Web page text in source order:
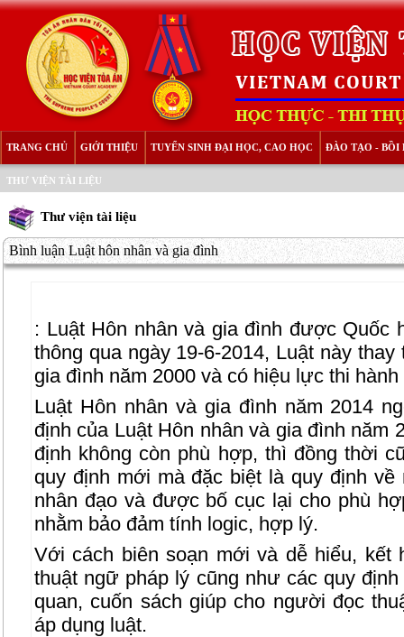
TRANG CHỦ GIỚI THIỆU TUYỂN SINH ĐẠI HỌC, CAO HỌC ĐÀO TẠO - BỒI
THƯ VIỆN TÀI LIỆU
Thư viện tài liệu
Bình luận Luật hôn nhân và gia đình
: Luật Hôn nhân và gia đình được Quốc
thông qua ngày 19-6-2014, Luật này
gia đình năm 2000 và có hiệu lực thi
Luật Hôn nhân và gia đình năm 2014
định của Luật Hôn nhân và gia đình năm
định không còn phù hợp, thì đồng thời
quy định mới mà đặc biệt là quy định
nhân đạo và được bố cục lại cho phù
nhằm bảo đảm tính logic, hợp lý.
Với cách biên soạn mới và dễ hiểu, kết
thuật ngữ pháp lý cũng như các quy
quan, cuốn sách giúp cho người đọc
áp dụng luật.